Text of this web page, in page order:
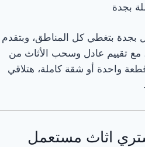
بجدة
بجدة بتغطي كل المناطق، وبتقدم
مع تقييم عادل وسحب الأثاث من
واحدة أو شقة كاملة، هتلاقي
اثاث مستعمل